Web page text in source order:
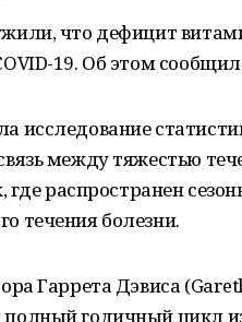
что дефицит
19. Об этом
исследование
между тяжестью
где распространен
течения болезни.
Гаррета Дэвиса
годичный цикл